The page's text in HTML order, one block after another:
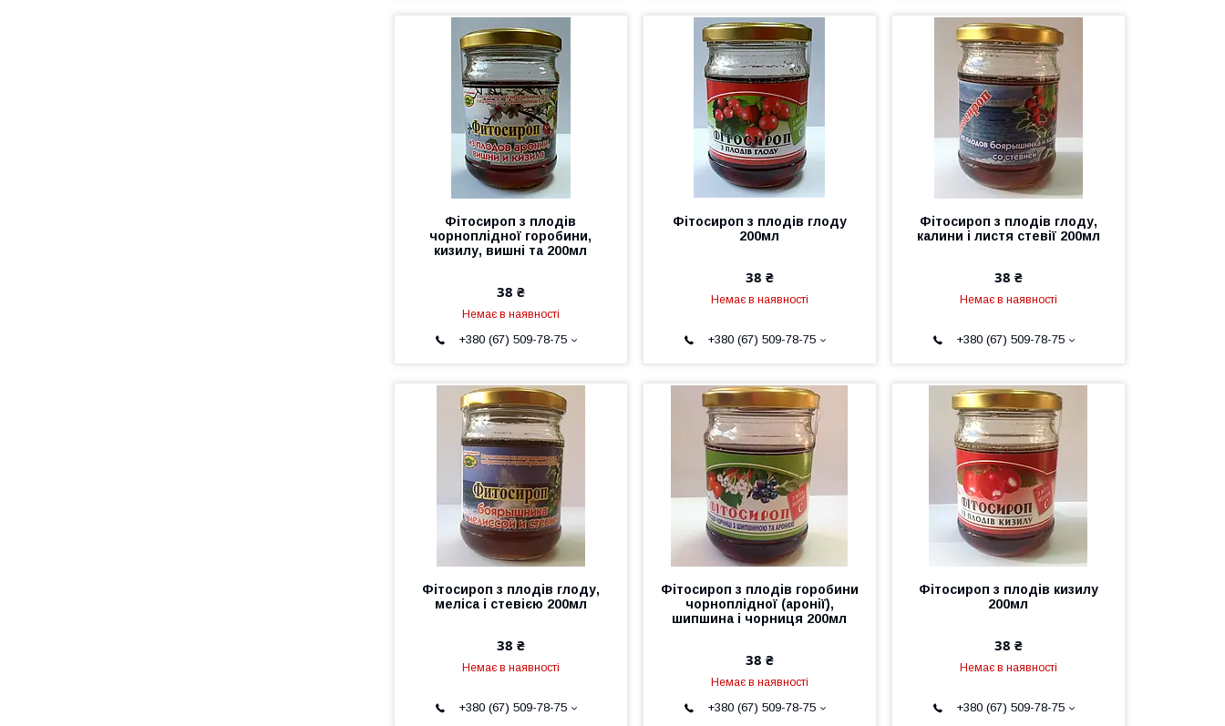
Фітосироп з плодів
чорноплідної горобини,
кизилу, вишні та 200мл
38 ₴
Немає в наявності
+380 (67) 509-78-75
Фітосироп з плодів глоду
200мл
38 ₴
Немає в наявності
+380 (67) 509-78-75
Фітосироп з плодів глоду,
калини і листя стевії 200мл
38 ₴
Немає в наявності
+380 (67) 509-78-75
Фітосироп з плодів глоду,
меліса і стевією 200мл
38 ₴
Немає в наявності
+380 (67) 509-78-75
Фітосироп з плодів горобини
чорноплідної (аронії),
шипшина і чорниця 200мл
38 ₴
Немає в наявності
+380 (67) 509-78-75
Фітосироп з плодів кизилу
200мл
38 ₴
Немає в наявності
+380 (67) 509-78-75